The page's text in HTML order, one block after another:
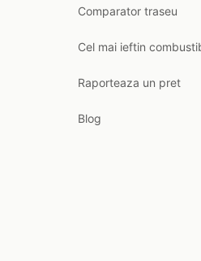
Comparator traseu
Cel mai ieftin
Raporteaza un pret
Blog